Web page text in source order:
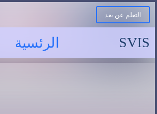
التعلم عن بعد
SVIS الرئسية